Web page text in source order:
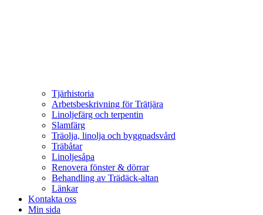
Tjärhistoria
Arbetsbeskrivning för Trätjära
Linoljefärg och terpentin
Slamfärg
Träolja, linolja och byggnadsvård
Träbåtar
Linoljesåpa
Renovera fönster & dörrar
Behandling av Trädäck-altan
Länkar
Kontakta oss
Min sida